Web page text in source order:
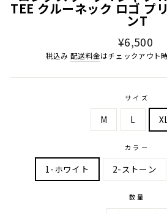
TEE クルーネック ロゴ プ
ンT
通
常
格
¥6,500
税込み配送料金はチェックアウト
サイズ
M L
カラー
1-ホワイト 2-ストーン
数量